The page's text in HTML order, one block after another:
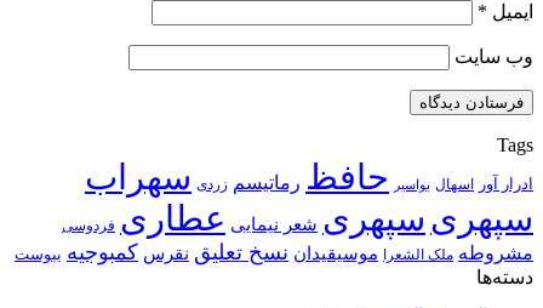
ایمیل *
وب‌ سایت
Tags
ادرار آور اسهال بواسیر حافظ رماتیسم زردی سهراب
سپهری سپهری شعر نیمایی عطاری فردوسی
مشروطه ملک الشعرا موسیقیدان نسخ تعلیق نقرس کمبوجیه یبوست
دسته‌ها